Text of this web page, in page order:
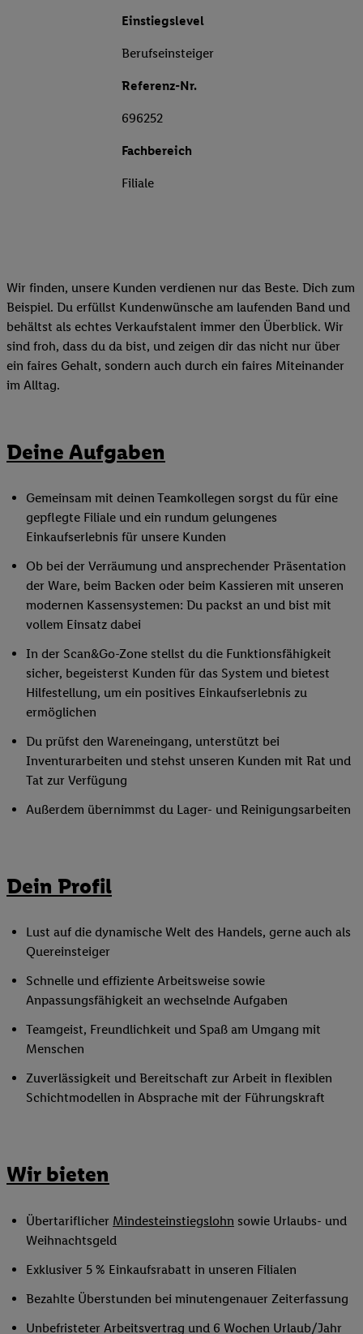
Einstiegslevel
Berufseinsteiger
Referenz-Nr.
696252
Fachbereich
Filiale
Wir finden, unsere Kunden verdienen nur das Beste. Dich zum
Beispiel. Du erfüllst Kundenwünsche am laufenden Band und
behältst als echtes Verkaufstalent immer den Überblick. Wir
sind froh, dass du da bist, und zeigen dir das nicht nur über
ein faires Gehalt, sondern auch durch ein faires Miteinander
im Alltag.
Deine Aufgaben
Gemeinsam mit deinen Teamkollegen sorgst du für eine
gepflegte Filiale und ein rundum gelungenes
Einkaufserlebnis für unsere Kunden
Ob bei der Verräumung und ansprechender Präsentation
der Ware, beim Backen oder beim Kassieren mit unseren
modernen Kassensystemen: Du packst an und bist mit
vollem Einsatz dabei
In der Scan&Go-Zone stellst du die Funktionsfähigkeit
sicher, begeisterst Kunden für das System und bietest
Hilfestellung, um ein positives Einkaufserlebnis zu
ermöglichen
Du prüfst den Wareneingang, unterstützt bei
Inventurarbeiten und stehst unseren Kunden mit Rat und
Tat zur Verfügung
Außerdem übernimmst du Lager- und Reinigungsarbeiten
Dein Profil
Lust auf die dynamische Welt des Handels, gerne auch als
Quereinsteiger
Schnelle und effiziente Arbeitsweise sowie
Anpassungsfähigkeit an wechselnde Aufgaben
Teamgeist, Freundlichkeit und Spaß am Umgang mit
Menschen
Zuverlässigkeit und Bereitschaft zur Arbeit in flexiblen
Schichtmodellen in Absprache mit der Führungskraft
Wir bieten
Übertariflicher Mindesteinstiegslohn sowie Urlaubs- und
Weihnachtsgeld
Exklusiver 5 % Einkaufsrabatt in unseren Filialen
Bezahlte Überstunden bei minutengenauer Zeiterfassung
Unbefristeter Arbeitsvertrag und 6 Wochen Urlaub/Jahr